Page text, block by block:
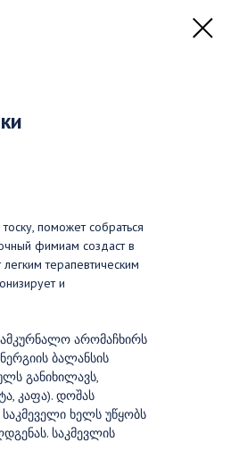
поможет собраться
фимиам создаст в
терапевтическим
и
არომაჩხირს
ბალანსის
განიხილავს,
კაფა). დოშას
ხელს უწყობს
საკმევლის